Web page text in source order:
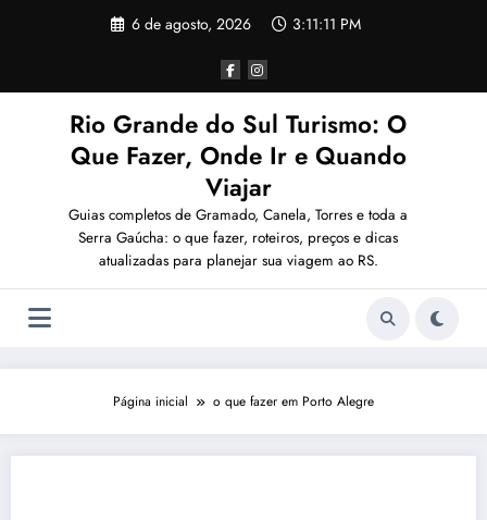
6 de agosto, 2026 3:11:11 PM
Rio Grande do Sul Turismo: O
Que Fazer, Onde Ir e Quando
Viajar
Guias completos de Gramado, Canela, Torres e toda a
Serra Gaúcha: o que fazer, roteiros, preços e dicas
atualizadas para planejar sua viagem ao RS.
Página inicial o que fazer em Porto Alegre